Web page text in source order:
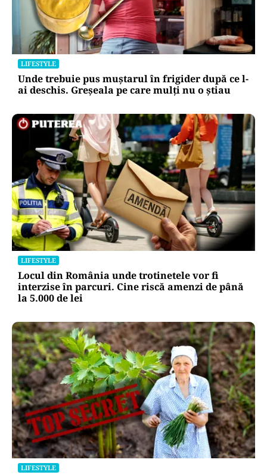
LIFESTYLE
Unde trebuie pus muștarul în frigider după ce l-
ai deschis. Greșeala pe care mulți nu o știau
LIFESTYLE
Locul din România unde trotinetele vor fi
interzise în parcuri. Cine riscă amenzi de până
la 5.000 de lei
LIFESTYLE